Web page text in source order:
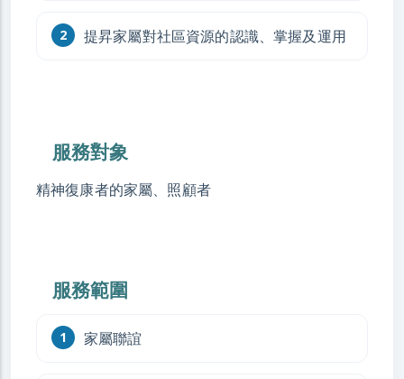
提昇家屬對社區資源的認識、掌握及運用
服務對象
精神復康者的家屬、照顧者
服務範圍
家屬聯誼